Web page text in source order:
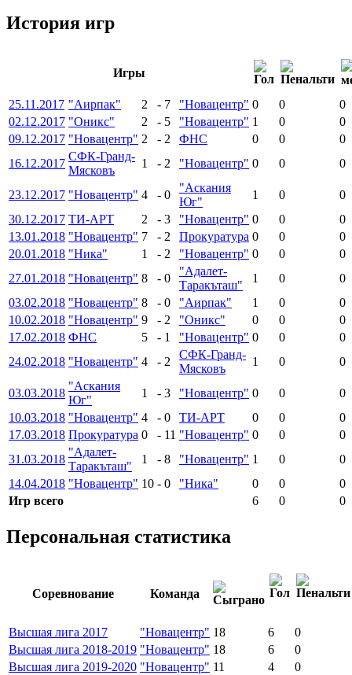
История игр
Игры
25.11.2017 "Аирпак" 2 - 7 "Новацентр" 0 0
0
02.12.2017 "Оникс" 2 - 5 "Новацентр" 1 0
0
09.12.2017 "Новацентр" 2 - 2 ФНС 0 0
0
16.12.2017
СФК-Гранд-
Мясковъ
1 - 2 "Новацентр" 0 0 0
23.12.2017 "Новацентр" 4 - 0
"Аскания
Юг"
1 0
0
30.12.2017 ТИ-АРТ 2 - 3 "Новацентр" 0 0
0
13.01.2018 "Новацентр" 7 - 2 Прокуратура 0 0
0
20.01.2018 "Ника" 1 - 2 "Новацентр" 0 0
0
27.01.2018 "Новацентр" 8 - 0
"Адалет-
Таракъташ"
1 0
0
03.02.2018 "Новацентр" 8 - 0 "Аирпак" 1 0
0
10.02.2018 "Новацентр" 9 - 2 "Оникс" 0 0
0
17.02.2018 ФНС 5 - 1 "Новацентр" 0 0
0
24.02.2018 "Новацентр" 4 - 2
СФК-Гранд-
Мясковъ
1 0 0
03.03.2018
"Аскания
Юг"
1 - 3 "Новацентр" 0 0
0
10.03.2018 "Новацентр" 4 - 0 ТИ-АРТ 0 0
0
17.03.2018 Прокуратура 0 - 11 "Новацентр" 0 0
0
31.03.2018
"Адалет-
Таракъташ"
1 - 8 "Новацентр" 1 0
0
14.04.2018 "Новацентр" 10 - 0 "Ника" 0 0
0
Игр всего
6 0 0
Персональная статистика
Соревнование Команда
Высшая лига 2017 "Новацентр" 18 6
0
Высшая лига 2018-2019 "Новацентр" 18 6
0
Высшая лига 2019-2020 "Новацентр" 11 4
0